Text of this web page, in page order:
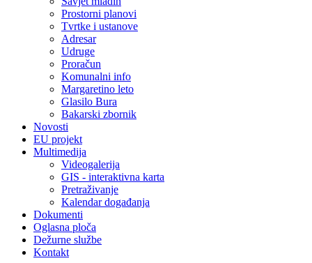
Prostorni planovi
Tvrtke i ustanove
Adresar
Udruge
Proračun
Komunalni info
Margaretino leto
Glasilo Bura
Bakarski zbornik
Novosti
EU projekt
Multimedija
Videogalerija
GIS - interaktivna karta
Pretraživanje
Kalendar događanja
Dokumenti
Oglasna ploča
Dežurne službe
Kontakt